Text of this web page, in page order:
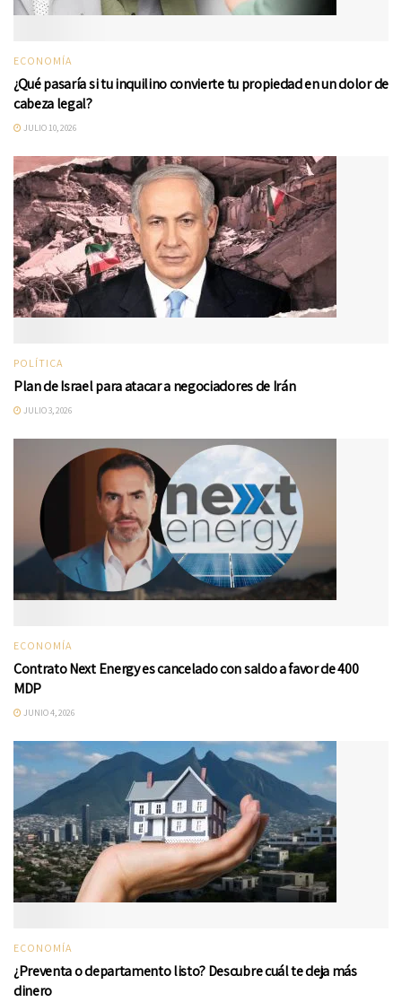
ECONOMÍA
¿Qué pasaría si tu inquilino convierte tu propiedad en un dolor de
cabeza legal?
JULIO 10, 2026
POLÍTICA
Plan de Israel para atacar a negociadores de Irán
JULIO 3, 2026
ECONOMÍA
Contrato Next Energy es cancelado con saldo a favor de 400
MDP
JUNIO 4, 2026
ECONOMÍA
¿Preventa o departamento listo? Descubre cuál te deja más
dinero